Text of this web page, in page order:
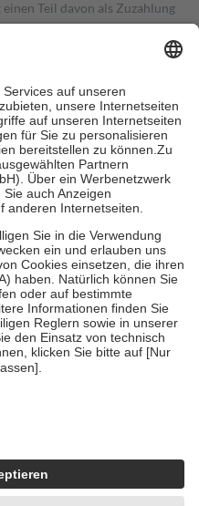
Teil davon als Zuzahlung
in Höhe von zehn
nie mehr als die tatsächlichen
für Online-Apotheken.
beträgt die
sowie zehn Euro je
für ihre eigene Gesundheit zu
Familie zu unterstützen,
vollendeten 18. Lebensjahr
Früherkennung, die von der
sich um echte Bewertungen
4419944605341
Zuhilfenahme künstlicher